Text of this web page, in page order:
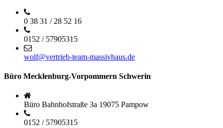
0 38 31 / 28 52 16
0152 / 57905315
wolf@vertrieb-team-massivhaus.de
Büro Mecklenburg-Vorpommern Schwerin
Büro Bahnhofstraße 3a 19075 Pampow
0152 / 57905315